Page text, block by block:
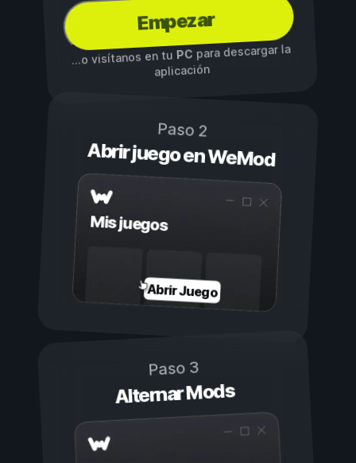
Empezar
...o visítanos en tuPCpara descargar la
aplicación
Paso 2
Abrir juego en WeMod
Mis juegos
Abrir Juego
Paso 3
Alternar Mods